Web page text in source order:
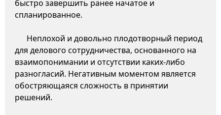
быстро завершить ранее начатое и
спланированное.
Неплохой и довольно плодотворный период
для делового сотрудничества, основанного на
взаимопонимании и отсутствии каких-либо
разногласий. Негативным моментом является
обостряющаяся сложность в принятии
решений.